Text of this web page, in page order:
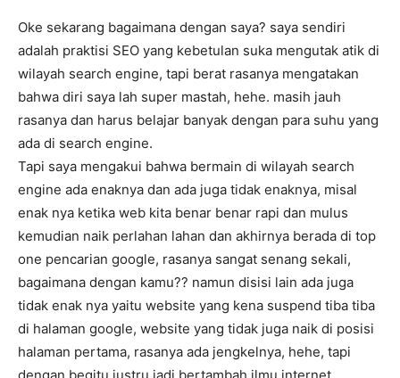
Oke sekarang bagaimana dengan saya? saya sendiri
adalah praktisi SEO yang kebetulan suka mengutak atik di
wilayah search engine, tapi berat rasanya mengatakan
bahwa diri saya lah super mastah, hehe. masih jauh
rasanya dan harus belajar banyak dengan para suhu yang
ada di search engine.
Tapi saya mengakui bahwa bermain di wilayah search
engine ada enaknya dan ada juga tidak enaknya, misal
enak nya ketika web kita benar benar rapi dan mulus
kemudian naik perlahan lahan dan akhirnya berada di top
one pencarian google, rasanya sangat senang sekali,
bagaimana dengan kamu?? namun disisi lain ada juga
tidak enak nya yaitu website yang kena suspend tiba tiba
di halaman google, website yang tidak juga naik di posisi
halaman pertama, rasanya ada jengkelnya, hehe, tapi